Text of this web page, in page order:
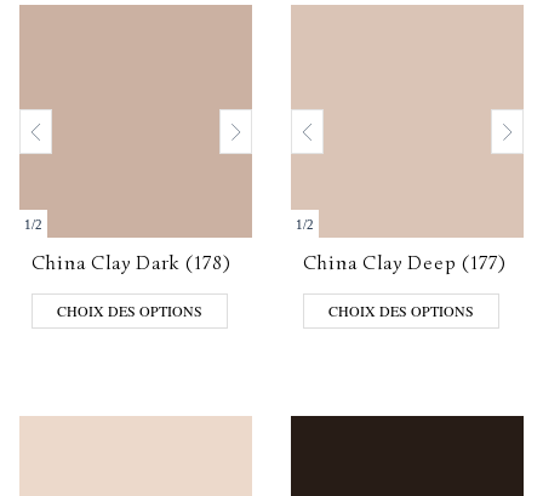
1/2
China Clay Dark (178)
CHOIX DES OPTIONS
1/2
China Clay Deep (177)
CHOIX DES OPTIONS